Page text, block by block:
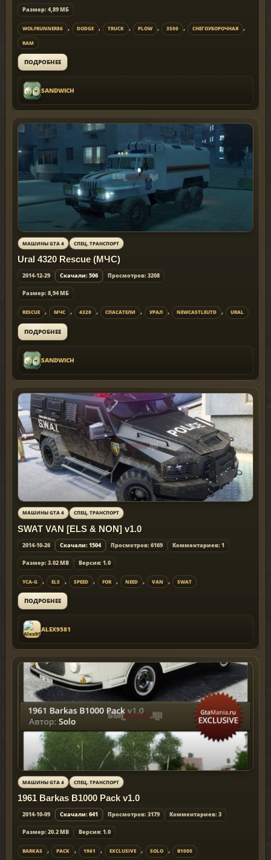
Размер: 4,89 МБ
WOLFRUNNER86 , DODGE , TRUCK , PLOW , 3500 , СНЕГОУБОРОЧНАЯ ,
RAM
ПОДРОБНЕЕ
SANDWICH
МАШИНЫ GTA 4 СПЕЦ. ТРАНСПОРТ
Ural 4320 Rescue (МЧС)
2014-12-29 Скачали: 506 Просмотров: 3208
Размер: 8,94 МБ
RESCUE , МЧС , 4320 , СПАСАТЕЛИ , УРАЛ , NEWCASTLEUTD , URAL
ПОДРОБНЕЕ
SANDWICH
МАШИНЫ GTA 4 СПЕЦ. ТРАНСПОРТ
SWAT VAN [ELS & NON] v1.0
2014-10-26 Скачали: 1504 Просмотров: 6169 Комментариев: 1
Размер: 3.02 MB Версия: 1.0
YCA-G , ELS , SPEED , FOR , NEED , VAN , SWAT
ПОДРОБНЕЕ
ALEX9581
МАШИНЫ GTA 4 СПЕЦ. ТРАНСПОРТ
1961 Barkas B1000 Pack v1.0
2014-10-09 Скачали: 641 Просмотров: 3179 Комментариев: 3
Размер: 20.2 MB Версия: 1.0
BARKAS , PACK , 1961 , EXCLUSIVE , SOLO , B1000